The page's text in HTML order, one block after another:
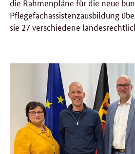
die Rahmenpläne für die neue
Pflegefachassistenzausbildung
sie 27 verschiedene